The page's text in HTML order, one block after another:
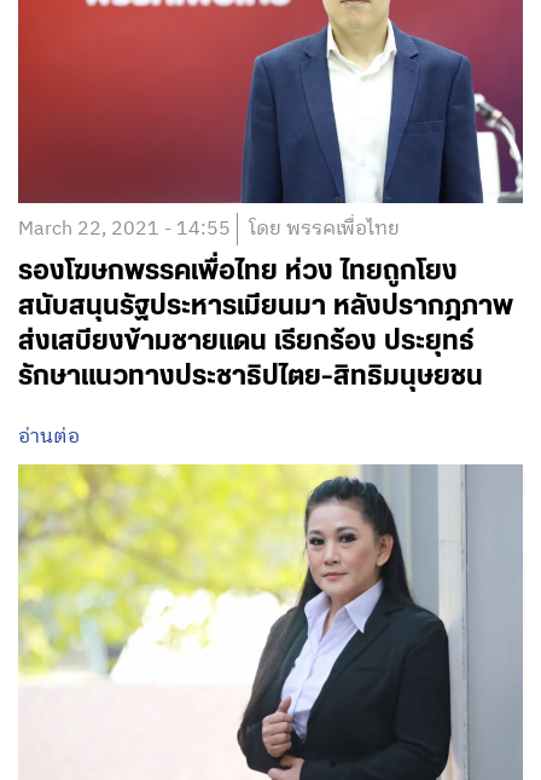
March 22, 2021 - 14:55 โดย พรรคเพื่อไทย
รองโฆษกพรรคเพื่อไทย ห่วง ไทยถูกโยง
สนับสนุนรัฐประหารเมียนมา หลังปรากฎภาพ
ส่งเสบียงข้ามชายแดน เรียกร้อง ประยุทธ์
รักษาแนวทางประชาธิปไตย-สิทธิมนุษยชน
อ่านต่อ